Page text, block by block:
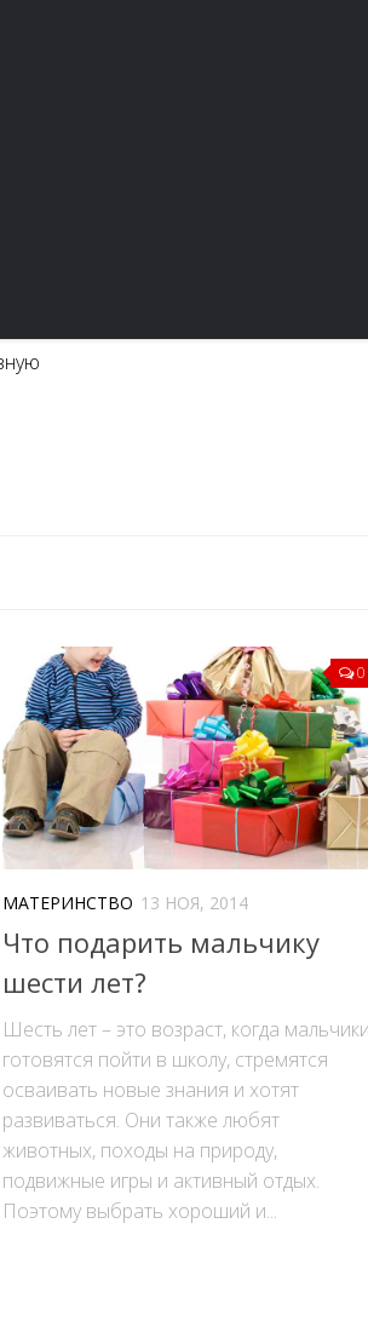
0
МАТЕРИНСТВО 13 НОЯ, 2014
Что подарить мальчику
шести лет?
Шесть лет – это возраст, когда мальчики
готовятся пойти в школу, стремятся
осваивать новые знания и хотят
развиваться. Они также любят
животных, походы на природу,
подвижные игры и активный отдых.
Поэтому выбрать хороший и...